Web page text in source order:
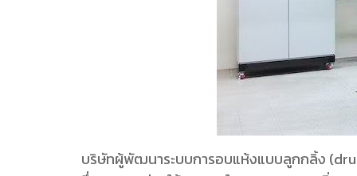
บริษัทผู้พัฒนาระบบการอบแห้งแบบลูกกลิ้ง